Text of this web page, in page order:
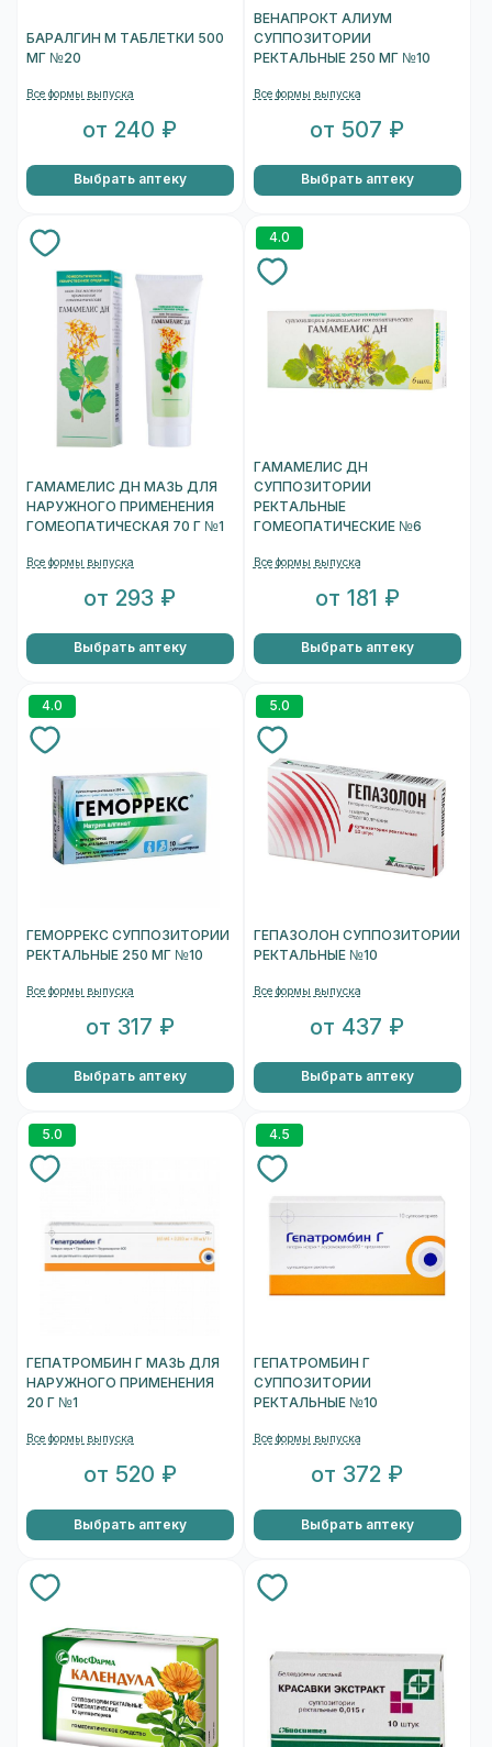
БАРАЛГИН М ТАБЛЕТКИ 500
МГ №20
Все формы выпуска
от 240 ₽
Выбрать аптеку
ВЕНАПРОКТ АЛИУМ
СУППОЗИТОРИИ
РЕКТАЛЬНЫЕ 250 МГ №10
Все формы выпуска
от 507 ₽
Выбрать аптеку
ГАМАМЕЛИС ДН МАЗЬ ДЛЯ
НАРУЖНОГО ПРИМЕНЕНИЯ
ГОМЕОПАТИЧЕСКАЯ 70 Г №1
Все формы выпуска
от 293 ₽
Выбрать аптеку
4.0
ГАМАМЕЛИС ДН
СУППОЗИТОРИИ
РЕКТАЛЬНЫЕ
ГОМЕОПАТИЧЕСКИЕ №6
Все формы выпуска
от 181 ₽
Выбрать аптеку
4.0
ГЕМОРРЕКС СУППОЗИТОРИИ
РЕКТАЛЬНЫЕ 250 МГ №10
Все формы выпуска
от 317 ₽
Выбрать аптеку
5.0
ГЕПАЗОЛОН СУППОЗИТОРИИ
РЕКТАЛЬНЫЕ №10
Все формы выпуска
от 437 ₽
Выбрать аптеку
5.0
ГЕПАТРОМБИН Г МАЗЬ ДЛЯ
НАРУЖНОГО ПРИМЕНЕНИЯ
20 Г №1
Все формы выпуска
от 520 ₽
Выбрать аптеку
4.5
ГЕПАТРОМБИН Г
СУППОЗИТОРИИ
РЕКТАЛЬНЫЕ №10
Все формы выпуска
от 372 ₽
Выбрать аптеку